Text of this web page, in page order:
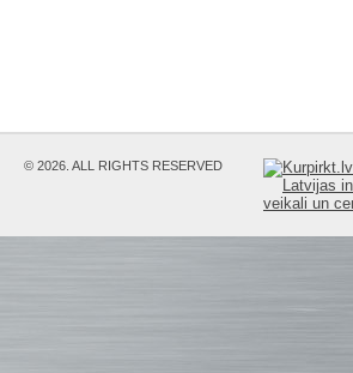
© 2026. ALL RIGHTS RESERVED